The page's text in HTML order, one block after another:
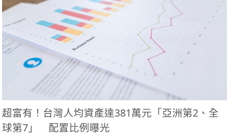
超富有！台灣人均資產達381萬元「亞洲第2、全
球第7」 配置比例曝光